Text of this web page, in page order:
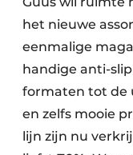
Podcasts
Vacature
Vacatures
Video’s
Privéklinieken
Laboratoria
het nieuwe
eenmalige
handige anti-
formaten tot de
en zelfs mooie
lijn zijn nu